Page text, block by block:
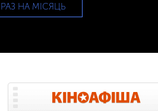
РАЗ НА МІСЯЦЬ